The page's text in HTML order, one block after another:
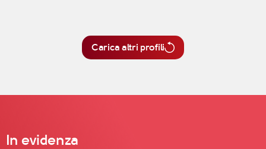
Carica altri profili
In evidenza